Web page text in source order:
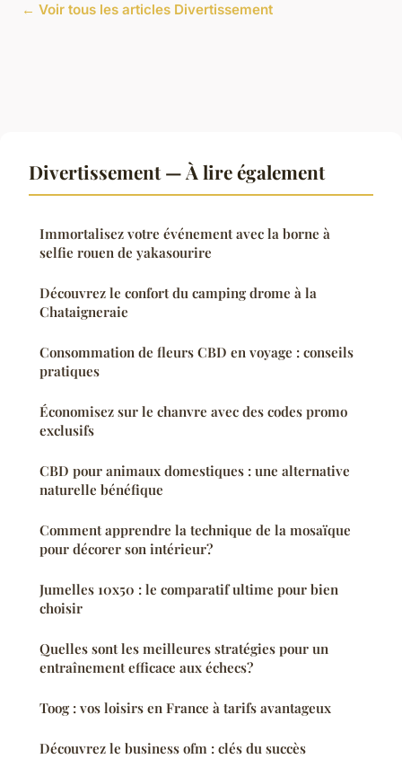
← Voir tous les articles Divertissement
Divertissement — À lire également
Immortalisez votre événement avec la borne à
selfie rouen de yakasourire
Découvrez le confort du camping drome à la
Chataigneraie
Consommation de fleurs CBD en voyage : conseils
pratiques
Économisez sur le chanvre avec des codes promo
exclusifs
CBD pour animaux domestiques : une alternative
naturelle bénéfique
Comment apprendre la technique de la mosaïque
pour décorer son intérieur?
Jumelles 10x50 : le comparatif ultime pour bien
choisir
Quelles sont les meilleures stratégies pour un
entraînement efficace aux échecs?
Toog : vos loisirs en France à tarifs avantageux
Découvrez le business ofm : clés du succès